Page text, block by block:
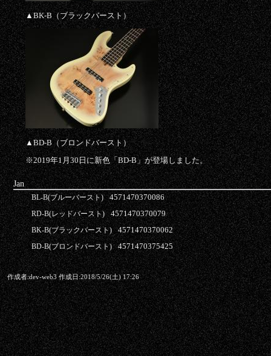
▲BK-B（ブラックバースト）
▲BD-B（ブロンドバースト）
※2019年1月30日に新色「BD-B」が登場しました。
Jan
BL-B(ブルーバースト) 4571470370086
RD-B(レッドバースト) 4571470370079
BK-B(ブラックバースト) 4571470370062
BD-B(ブロンドバースト) 4571470375425
作成者:dev-web3作成日:2018/5/26(土) 17:26